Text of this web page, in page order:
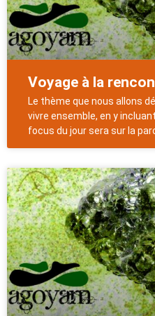
Voyage à la
Le thème que nous allons
vivre ensemble, en y
focus du jour sera sur la